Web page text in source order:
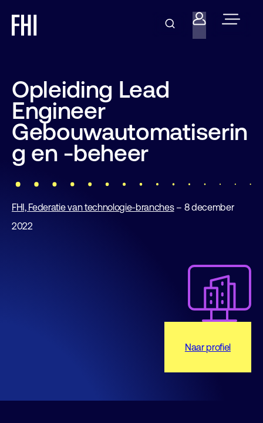
Opleiding Lead
Engineer
Gebouwautomatiserin
g en -beheer
FHI, Federatie van technologie-branches– 8 december
2022
Naar profiel